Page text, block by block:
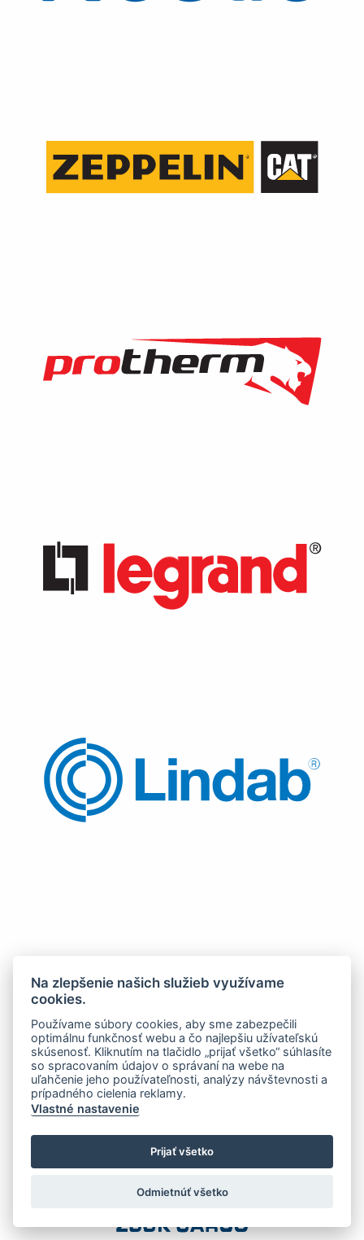
Na zlepšenie našich služieb využívame
cookies.
Používame súbory cookies, aby sme zabezpečili
optimálnu funkčnosť webu a čo najlepšiu užívateľskú
skúsenosť. Kliknutím na tlačidlo „prijať všetko“ súhlasíte
so spracovaním údajov o správaní na webe na
uľahčenie jeho používateľnosti, analýzy návštevnosti a
prípadného cielenia reklamy.
Vlastné nastavenie
Prijať všetko
Odmietnúť všetko